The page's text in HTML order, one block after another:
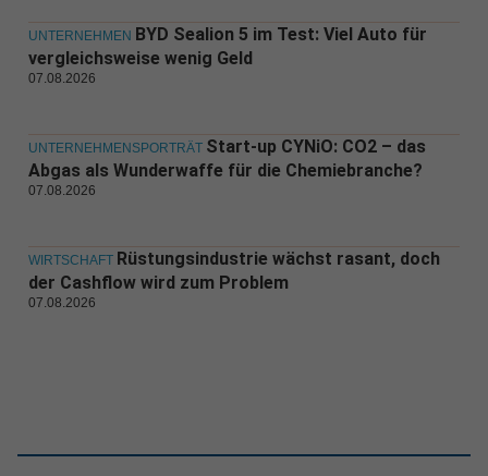
UNTERNEHMEN BYD Sealion 5 im Test: Viel Auto für
vergleichsweise wenig Geld
07.08.2026
UNTERNEHMENSPORTRÄT Start-up CYNiO: CO2 – das
Abgas als Wunderwaffe für die Chemiebranche?
07.08.2026
WIRTSCHAFT Rüstungsindustrie wächst rasant, doch
der Cashflow wird zum Problem
07.08.2026